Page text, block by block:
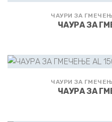
ЧАУРИ ЗА
ЧАУРА ЗА
ЧАУРИ ЗА
ЧАУРА ЗА